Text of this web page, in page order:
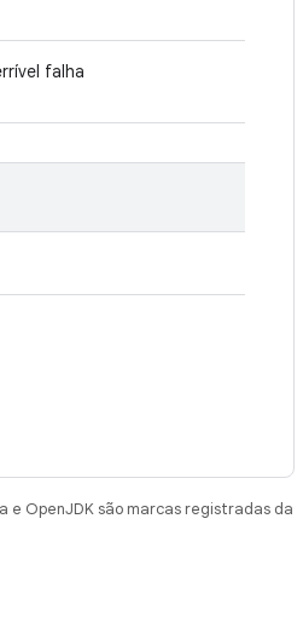
falha
e OpenJDK são marcas registradas da